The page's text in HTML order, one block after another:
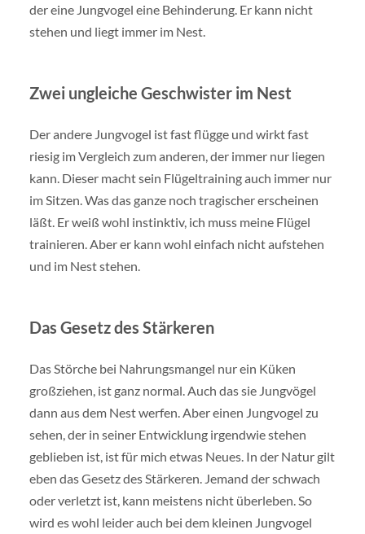
der eine Jungvogel eine Behinderung. Er kann nicht
stehen und liegt immer im Nest.
Zwei ungleiche Geschwister im Nest
Der andere Jungvogel ist fast flügge und wirkt fast
riesig im Vergleich zum anderen, der immer nur liegen
kann. Dieser macht sein Flügeltraining auch immer nur
im Sitzen. Was das ganze noch tragischer erscheinen
läßt. Er weiß wohl instinktiv, ich muss meine Flügel
trainieren. Aber er kann wohl einfach nicht aufstehen
und im Nest stehen.
Das Gesetz des Stärkeren
Das Störche bei Nahrungsmangel nur ein Küken
großziehen, ist ganz normal. Auch das sie Jungvögel
dann aus dem Nest werfen. Aber einen Jungvogel zu
sehen, der in seiner Entwicklung irgendwie stehen
geblieben ist, ist für mich etwas Neues. In der Natur gilt
eben das Gesetz des Stärkeren. Jemand der schwach
oder verletzt ist, kann meistens nicht überleben. So
wird es wohl leider auch bei dem kleinen Jungvogel